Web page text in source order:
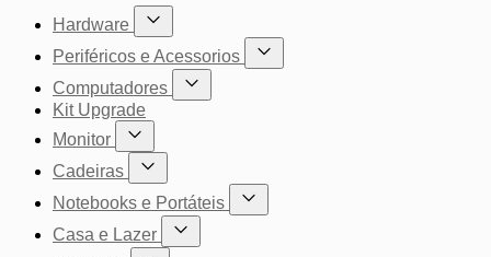
Hardware
Mostrar submenu para a categoria Hardware
Periféricos e Acessorios
Mostrar submenu para a categoria
Computadores
Mostrar submenu para a categoria
Kit Upgrade
Monitor
Mostrar submenu para a categoria Monitor
Cadeiras
Mostrar submenu para a categoria Cadeiras
Notebooks e Portáteis
Mostrar submenu para a categoria
Casa e Lazer
Mostrar submenu para a categoria Casa e Lazer